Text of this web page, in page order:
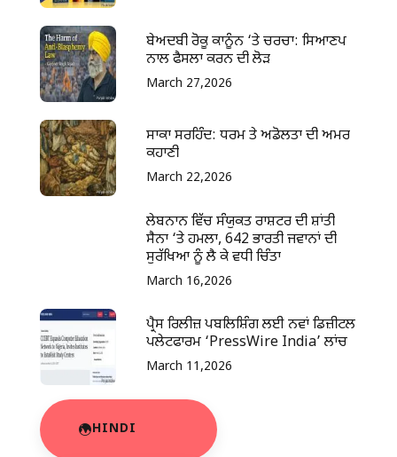
ਬੇਅਦਬੀ ਰੋਕੂ ਕਾਨੂੰਨ ‘ਤੇ ਚਰਚਾ: ਸਿਆਣਪ
ਨਾਲ ਫੈਸਲਾ ਕਰਨ ਦੀ ਲੋੜ
March 27,2026
ਸਾਕਾ ਸਰਹਿੰਦ: ਧਰਮ ਤੇ ਅਡੋਲਤਾ ਦੀ ਅਮਰ
ਕਹਾਣੀ
March 22,2026
ਲੇਬਨਾਨ ਵਿੱਚ ਸੰਯੁਕਤ ਰਾਸ਼ਟਰ ਦੀ ਸ਼ਾਂਤੀ
ਸੈਨਾ ‘ਤੇ ਹਮਲਾ, 642 ਭਾਰਤੀ ਜਵਾਨਾਂ ਦੀ
ਸੁਰੱਖਿਆ ਨੂੰ ਲੈ ਕੇ ਵਧੀ ਚਿੰਤਾ
March 16,2026
ਪ੍ਰੈਸ ਰਿਲੀਜ਼ ਪਬਲਿਸ਼ਿੰਗ ਲਈ ਨਵਾਂ ਡਿਜ਼ੀਟਲ
ਪਲੇਟਫਾਰਮ ‘PressWire India’ ਲਾਂਚ
March 11,2026
HINDI